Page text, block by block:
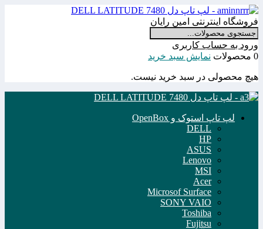
فروشگاه اینترنتی امین رایان
ورود به حساب کاربری
0 محصولات
نمایش سبد خرید
هیچ محصولی در سبد خرید نیست.
لپ تاپ استوک و OpenBox
DELL
HP
ASUS
Lenovo
MSI
Acer
Microsof Surface
SONY VAIO
Toshiba
Fujitsu